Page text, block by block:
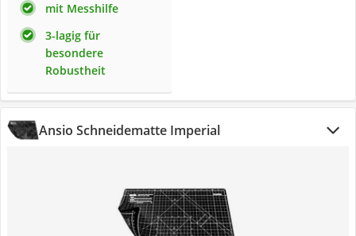
mit Messhilfe
3-lagig für
besondere
Robustheit
Ansio Schneidematte Imperial